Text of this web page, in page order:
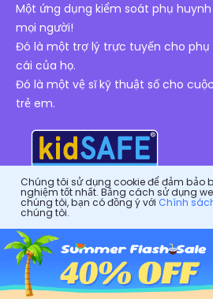
Một ứng dụng kiểm soát phụ
mọi người!
Đó là một trợ lý trực tuyến cho phụ
cái của họ.
Đó là một vệ sĩ kỹ thuật số cho
trẻ em.
Chứng Nhận Được Ủy Quyền
Công ty
Điều khoản dịch vụ
Tài nguyên
Chúng tôi sử dụng cookie để đảm bảo
nghiệm tốt nhất. Bằng cách sử dụng
chúng tôi, bạn có đồng ý với Chính
chúng tôi.